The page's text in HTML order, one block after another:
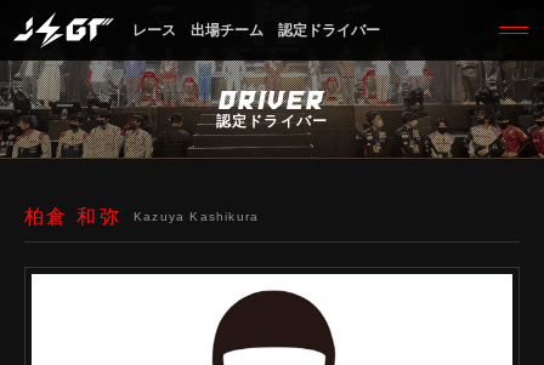
レース 出場チーム 認定ドライバー
DRIVER
認定ドライバー
柏倉 和弥 Kazuya Kashikura